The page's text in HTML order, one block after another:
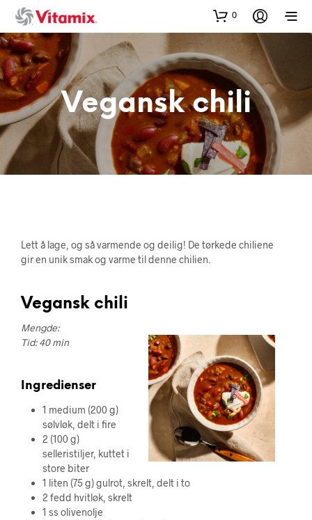
0
Vegansk chili
Lett å lage, og så varmende og deilig! De tørkede chiliene
gir en unik smak og varme til denne chilien.
Vegansk chili
Mengde:
Tid: 40 min
Ingredienser
1 medium (200 g)
sølvløk, delt i fire
2 (100 g)
selleristiljer, kuttet i
store biter
1 liten (75 g) gulrot, skrelt, delt i to
2 fedd hvitløk, skrelt
1 ss olivenolje